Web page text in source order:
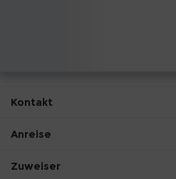
Kontakt
Anreise
Zuweiser